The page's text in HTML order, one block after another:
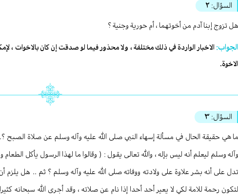
السؤال: ٢
هل تزوج إبنا آدم من أخوتهما ، أم حورية وجنية ؟
الجواب: الاخبار الواردة في ذلك مختلفة ، ولا محذور فيما لو صدقت إن كان بالاخوات ،
الاخوة.
السؤال: ٣
ما هي حقيقة الحال في مسألة إسهاء النبي صلى الله عليه وآله وسلم عن صلاة الصبح
تدل على أنه بشر علاوة على ولادته ووفاته صلى الله عليه وآله وسلم ؟ ثم .. هل يلزم
لتكون رحمة للامة لكي لا يعير أحد أحدا إذا نام عن صلاته ، وقد أجرى الله سبحانه